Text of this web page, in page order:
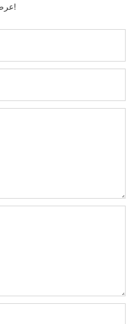
عرض أسعار مجاني لنا لمجموعة واسعة من التصاميم!